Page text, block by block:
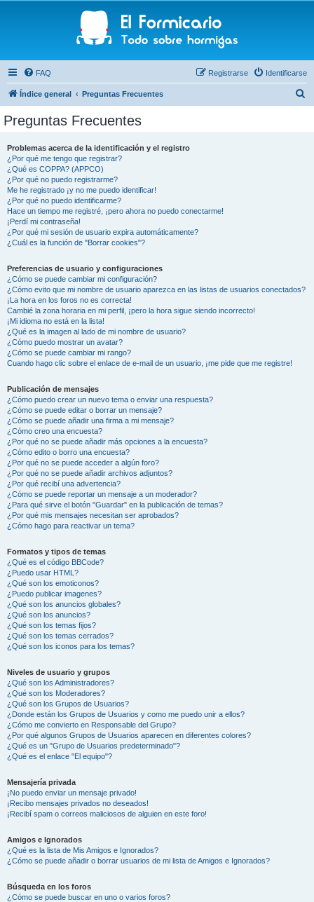
FAQ Identificarse
Registrarse
Índice general Preguntas Frecuentes
Preguntas Frecuentes
Problemas acerca de la identificación y el registro
¿Por qué me tengo que registrar?
¿Qué es COPPA? (APPCO)
¿Por qué no puedo registrarme?
Me he registrado ¡y no me puedo identificar!
¿Por qué no puedo identificarme?
Hace un tiempo me registré, ¡pero ahora no puedo conectarme!
¡Perdí mi contraseña!
¿Por qué mi sesión de usuario expira automáticamente?
¿Cuál es la función de "Borrar cookies"?
Preferencias de usuario y configuraciones
¿Cómo se puede cambiar mi configuración?
¿Cómo evito que mi nombre de usuario aparezca en las listas de usuarios conectados?
¡La hora en los foros no es correcta!
Cambié la zona horaria en mi perfil, ¡pero la hora sigue siendo incorrecto!
¡Mi idioma no está en la lista!
¿Qué es la imagen al lado de mi nombre de usuario?
¿Cómo puedo mostrar un avatar?
¿Cómo se puede cambiar mi rango?
Cuando hago clic sobre el enlace de e-mail de un usuario, ¡me pide que me registre!
Publicación de mensajes
¿Cómo puedo crear un nuevo tema o enviar una respuesta?
¿Cómo se puede editar o borrar un mensaje?
¿Cómo se puede añadir una firma a mi mensaje?
¿Cómo creo una encuesta?
¿Por qué no se puede añadir más opciones a la encuesta?
¿Cómo edito o borro una encuesta?
¿Por qué no se puede acceder a algún foro?
¿Por qué no se puede añadir archivos adjuntos?
¿Por qué recibí una advertencia?
¿Cómo se puede reportar un mensaje a un moderador?
¿Para qué sirve el botón "Guardar" en la publicación de temas?
¿Por qué mis mensajes necesitan ser aprobados?
¿Cómo hago para reactivar un tema?
Formatos y tipos de temas
¿Qué es el código BBCode?
¿Puedo usar HTML?
¿Qué son los emoticonos?
¿Puedo publicar imagenes?
¿Qué son los anuncios globales?
¿Qué son los anuncios?
¿Qué son los temas fijos?
¿Qué son los temas cerrados?
¿Qué son los iconos para los temas?
Niveles de usuario y grupos
¿Qué son los Administradores?
¿Qué son los Moderadores?
¿Qué son los Grupos de Usuarios?
¿Donde están los Grupos de Usuarios y como me puedo unir a ellos?
¿Cómo me convierto en Responsable del Grupo?
¿Por qué algunos Grupos de Usuarios aparecen en diferentes colores?
¿Qué es un "Grupo de Usuarios predeterminado"?
¿Qué es el enlace "El equipo"?
Mensajería privada
¡No puedo enviar un mensaje privado!
¡Recibo mensajes privados no deseados!
¡Recibí spam o correos maliciosos de alguien en este foro!
Amigos e Ignorados
¿Qué es la lista de Mis Amigos e Ignorados?
¿Cómo se puede añadir o borrar usuarios de mi lista de Amigos e Ignorados?
Búsqueda en los foros
¿Cómo se puede buscar en uno o varios foros?